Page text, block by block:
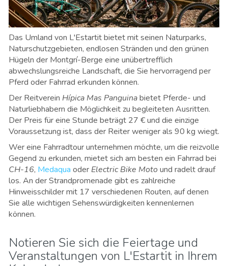
Das Umland von L'Estartit bietet mit seinen Naturparks,
Naturschutzgebieten, endlosen Stränden und den grünen
Hügeln der Montgrí-Berge eine unübertrefflich
abwechslungsreiche Landschaft, die Sie hervorragend per
Pferd oder Fahrrad erkunden können.
Der Reitverein Hípica Mas Panguinabietet Pferde- und
Naturliebhabern die Möglichkeit zu begleiteten Ausritten.
Der Preis für eine Stunde beträgt 27 € und die einzige
Voraussetzung ist, dass der Reiter weniger als 90 kg wiegt.
Wer eine Fahrradtour unternehmen möchte, um die reizvolle
Gegend zu erkunden, mietet sich am besten ein Fahrrad bei
CH-16, Medaqua oder Electric Bike Motound radelt drauf
los. An der Strandpromenade gibt es zahlreiche
Hinweisschilder mit 17 verschiedenen Routen, auf denen
Sie alle wichtigen Sehenswürdigkeiten kennenlernen
können.
Notieren Sie sich die Feiertage und
Veranstaltungen von L'Estartit in Ihrem